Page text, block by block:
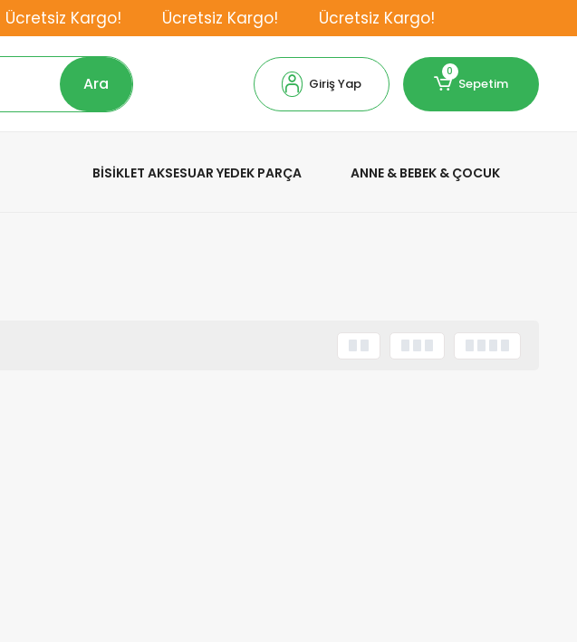
Ücretsiz Kargo! Ücretsiz Kargo! Ücretsiz Kargo!
Ara Giriş Yap
0
Sepetim
BİSİKLET AKSESUAR YEDEK PARÇA ANNE & BEBEK & ÇOCUK